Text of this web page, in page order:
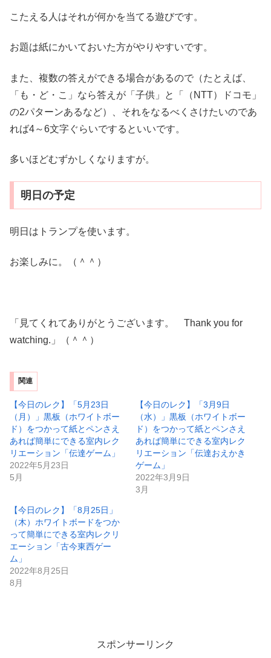
こたえる人はそれが何かを当てる遊びです。
お題は紙にかいておいた方がやりやすいです。
また、複数の答えができる場合があるので（たとえば、
「も・ど・こ」なら答えが「子供」と「（NTT）ドコモ」
の2パターンあるなど）、それをなるべくさけたいのであ
れば4～6文字ぐらいでするといいです。
多いほどむずかしくなりますが。
明日の予定
明日はトランプを使います。
お楽しみに。（＾＾）
「見てくれてありがとうございます。 Thank you for
watching.」（＾＾）
関連
【今日のレク】「5月23日
（月）」黒板（ホワイトボー
ド）をつかって紙とペンさえ
あれば簡単にできる室内レク
リエーション「伝達ゲーム」
2022年5月23日
5月
【今日のレク】「3月9日
（水）」黒板（ホワイトボー
ド）をつかって紙とペンさえ
あれば簡単にできる室内レク
リエーション「伝達おえかき
ゲーム」
2022年3月9日
3月
【今日のレク】「8月25日」
（木）ホワイトボードをつか
って簡単にできる室内レクリ
エーション「古今東西ゲー
ム」
2022年8月25日
8月
スポンサーリンク